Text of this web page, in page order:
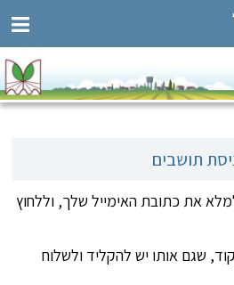
תושבים
את כתובת האימייל שלך, וללחוץ
שגם אותו יש להקליד ולשלוח